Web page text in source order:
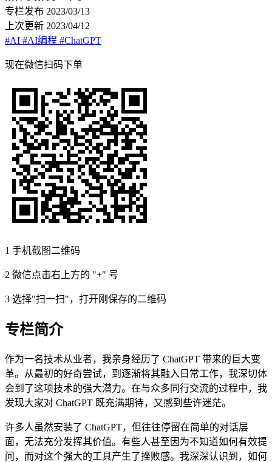
专栏发布 2023/03/13
上次更新 2023/04/12
#AI #AI编程 #ChatGPT
现在微信扫码下单
1 手机截图二维码
2 微信点击右上方的 "+" 号
3 选择"扫一扫"，打开刚保存的二维码
专栏简介
作为一名技术从业者，我亲身经历了 ChatGPT 带来的巨大变
革。从最初的好奇尝试，到逐渐将其融入日常工作，我深切体
会到了这项技术的强大潜力。在与众多同行交流的过程中，我
发现大家对 ChatGPT 既充满期待，又感到些许迷茫。
许多人虽然安装了 ChatGPT，但往往停留在简单的对话层
面，无法充分发挥其价值。有些人甚至因为不知道如何有效提
问，而对这个强大的工具产生了挫败感。我深深认识到，如何